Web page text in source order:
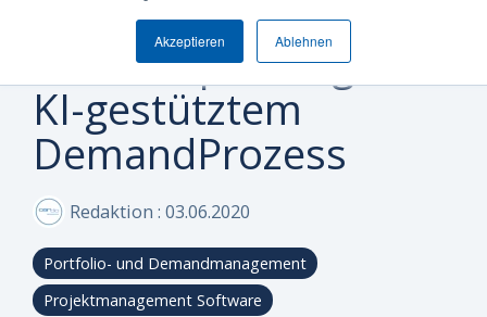
Akzeptieren Ablehnen
steuern
oder
optimieren?
Mittelstand
und
Management
&
Controlling
&
Plattform
Integrationen
Reporting & BI
KI-Funktionalität
Sicherheit & Hosting
den
ersten
Schritt
zu
mehr
Effizienz!
ob Can Do
Ihre
Anforderungen
Practices
Whitepaper & eBooks
Hybride Mastercalss
Webinare & Videos
Wissen-Wiki
FAQs
Newsletter
den
ersten
Schritt
zu
mehr
Effizienz!
ob Can Do
Ihre
Anforderungen
auszeichnet
Warum Can Do
Partner
Zertifizierungen
Nachhaltigkeit
den
ersten
Schritt
zu
mehr
Effizienz!
ob Can Do
Ihre
Anforderungen
BayWa IT optimiert
Portfolioplanung mit
KI-gestütztem
DemandProzess
Redaktion : 03.06.2020
Portfolio- und Demandmanagement
Projektmanagement Software